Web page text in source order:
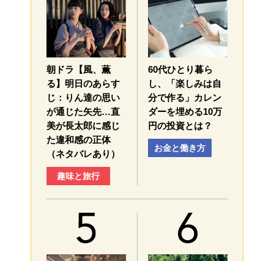
朝ドラ【風、薫
る】明日のあらす
じ：​りん達の思い
が通じた矢先…直
美が長太郎に感じ
た違和感の正体
（ネタバレあり）
趣味と旅行
60代ひとり暮ら
し、「楽しみは自
分で作る」カレン
ダーを埋める10万
円の投資とは？
お金と働き方